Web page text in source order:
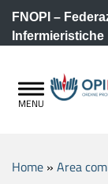
FNOPI –
Infermieristiche
Home » Area